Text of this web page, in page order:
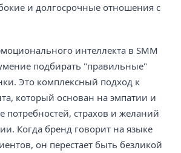
и долгосрочные отношения с
интеллекта в SMM
подбирать "правильные"
Это комплексный подход к
который основан на эмпатии и
потребностей, страхов и желаний
Когда бренд говорит на языке
он перестает быть безликой